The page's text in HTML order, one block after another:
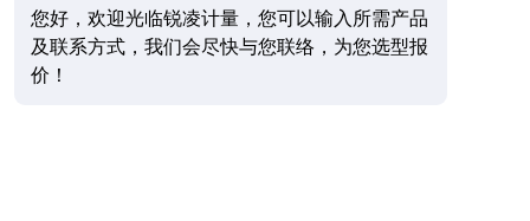
您好，欢迎光临锐凌计量，您可以输入所需产品
及联系方式，我们会尽快与您联络，为您选型报
价！